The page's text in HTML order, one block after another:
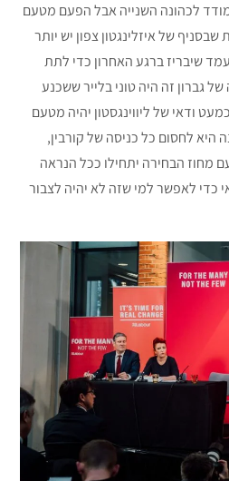
לכהונה השנייה אבל הפעם מטעם
של איזלינגטון צפון יש יותר
שיבריז ברגע האחרון כדי לתת
גברון זה היה טוני בלייר ששכנע
ודאי של ליווינגסטון יהיה מטעם
היא לחסום כל כניסה של קורבין,
מחוז הבחירה יתחילו ככל הנראה
כדי לאפשר למי שזה לא יהיה לצבור